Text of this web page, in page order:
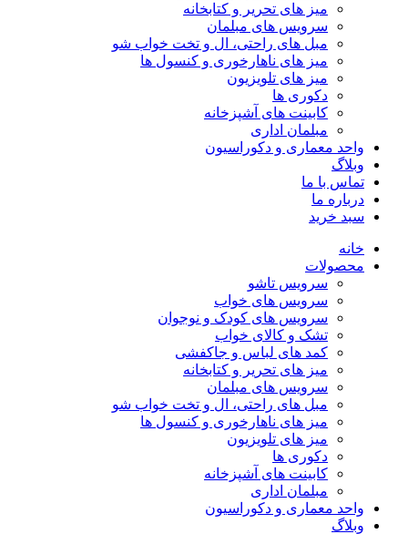
میز های تحریر و کتابخانه
سرویس های مبلمان
مبل های راحتی، ال و تخت خواب شو
میز های ناهارخوری و کنسول ها
میز های تلویزیون
دکوری ها
کابینت های آشپزخانه
مبلمان اداری
واحد معماری و دکوراسیون
وبلاگ
تماس با ما
درباره ما
سبد خرید
خانه
محصولات
سرویس تاشو
سرویس های خواب
سرویس های کودک و نوجوان
تشک و کالای خواب
کمد های لباس و جاکفشی
میز های تحریر و کتابخانه
سرویس های مبلمان
مبل های راحتی، ال و تخت خواب شو
میز های ناهارخوری و کنسول ها
میز های تلویزیون
دکوری ها
کابینت های آشپزخانه
مبلمان اداری
واحد معماری و دکوراسیون
وبلاگ